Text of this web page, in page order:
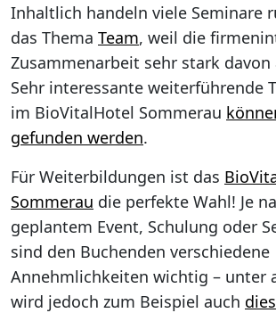
Inhaltlich handeln viele Seminare
das Thema Team, weil die
Zusammenarbeit sehr stark davon
Sehr interessante weiterführende
im BioVitalHotel Sommerau
gefunden werden.
Für Weiterbildungen ist das
Sommerau die perfekte Wahl! Je
geplantem Event, Schulung oder
sind den Buchenden verschiedene
Annehmlichkeiten wichtig – unter
wird jedoch zum Beispiel auch